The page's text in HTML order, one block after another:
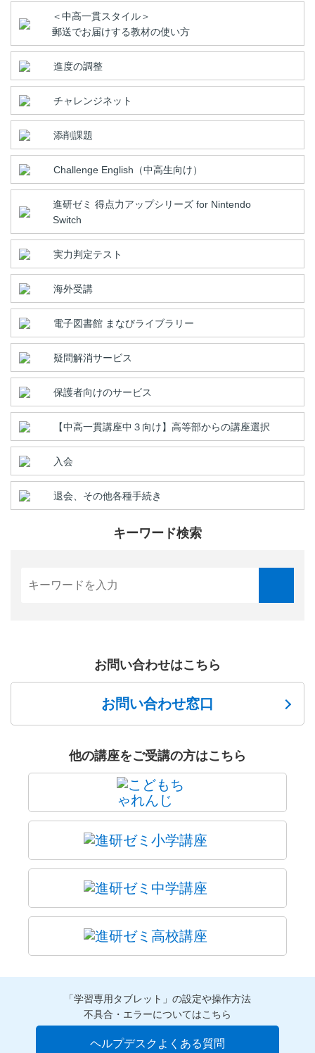
＜中高一貫スタイル＞
郵送でお届けする教材の使い方
進度の調整
チャレンジネット
添削課題
Challenge English（中高生向け）
進研ゼミ 得点力アップシリーズ for Nintendo
Switch
実力判定テスト
海外受講
電子図書館 まなびライブラリー
疑問解消サービス
保護者向けのサービス
【中高一貫講座中３向け】高等部からの講座選択
入会
退会、その他各種手続き
キーワード検索
お問い合わせはこちら
お問い合わせ窓口
他の講座をご受講の方はこちら
「学習専用タブレット」の設定や操作方法
不具合・エラーについてはこちら
ヘルプデスクよくある質問